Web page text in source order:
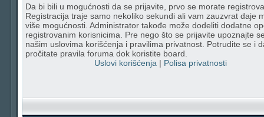
Da bi bili u mogućnosti da se prijavite, prvo se morate
Registracija traje samo nekoliko sekundi ali vam zauzvrat daje
više mogućnosti. Administrator takođe može dodeliti dodatne
registrovanim korisnicima. Pre nego što se prijavite upoznajte
našim uslovima korišćenja i pravilima privatnost. Potrudite se i
pročitate pravila foruma dok koristite board.
Uslovi korišćenja | Polisa privatnosti